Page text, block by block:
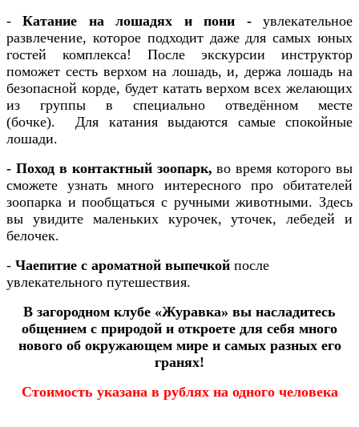
-Катание на лошадях и пони -увлекательное
развлечение, которое подходит даже для самых юных
гостей комплекса! После экскурсии инструктор
поможет сесть верхом на лошадь, и, держа лошадь на
безопасной корде, будет катать верхом всех желающих
из группы в специально отведённом месте
(бочке). Для катания выдаются самые спокойные
лошади.
- Поход в контактный зоопарк, во время которого вы
сможетеузнать много интересного про обитателей
зоопарка и пообщаться с ручными животными. Здесь
вы увидите маленьких курочек, уточек, лебедей и
белочек.
- Чаепитие с ароматной выпечкой после
увлекательного путешествия.
В загородном клубе «Журавка» вы насладитесь
общением с природой и откроете для себя много
нового об окружающем мире и самых разных его
гранях!
Стоимость указана в рублях на одного человека